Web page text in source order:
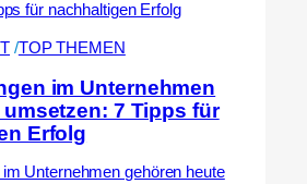
/TOP THEMEN
im Unternehmen
7 Tipps für
Erfolg
Unternehmen gehören heute